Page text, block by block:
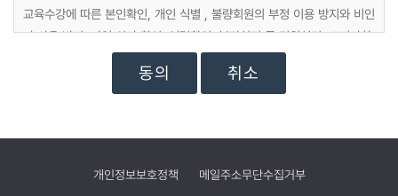
교육수강에 따른 본인확인, 개인 식별 , 불량회원의 부정 이용 방지와 비인
가 사용 방지, 가입 의사 확인, 연령확인, 불만처리 등 민원처리, 고지사항
취소
개인정보보호정책 메일주소무단수집거부